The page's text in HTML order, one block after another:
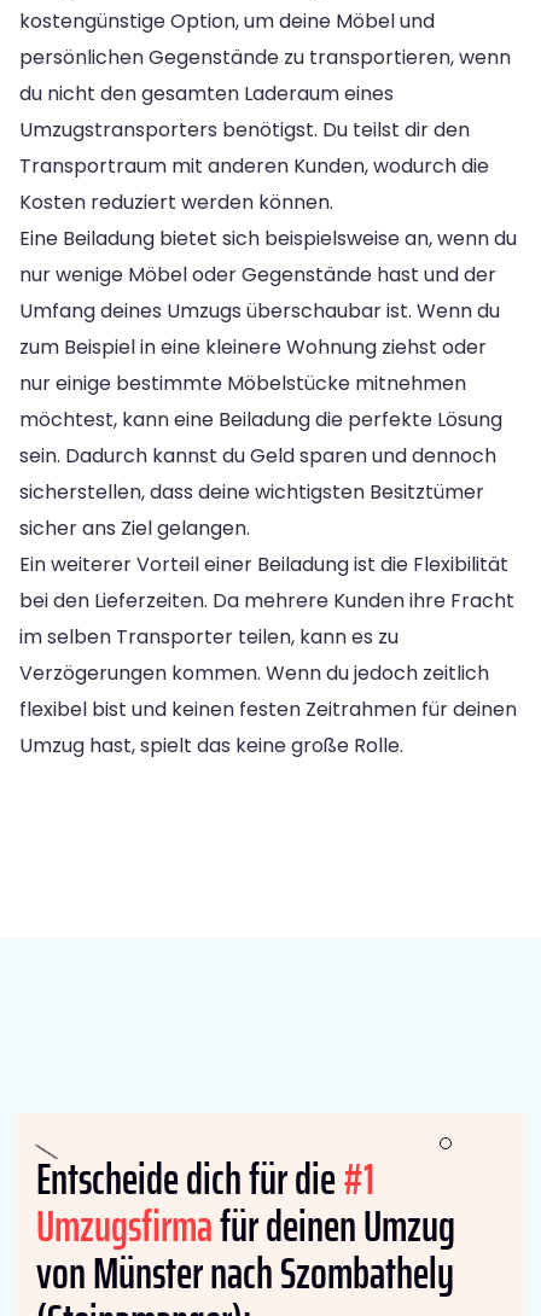
kostengünstige Option, um deine Möbel und
persönlichen Gegenstände zu transportieren, wenn
du nicht den gesamten Laderaum eines
Umzugstransporters benötigst. Du teilst dir den
Transportraum mit anderen Kunden, wodurch die
Kosten reduziert werden können.
Eine Beiladung bietet sich beispielsweise an, wenn du
nur wenige Möbel oder Gegenstände hast und der
Umfang deines Umzugs überschaubar ist. Wenn du
zum Beispiel in eine kleinere Wohnung ziehst oder
nur einige bestimmte Möbelstücke mitnehmen
möchtest, kann eine Beiladung die perfekte Lösung
sein. Dadurch kannst du Geld sparen und dennoch
sicherstellen, dass deine wichtigsten Besitztümer
sicher ans Ziel gelangen.
Ein weiterer Vorteil einer Beiladung ist die Flexibilität
bei den Lieferzeiten. Da mehrere Kunden ihre Fracht
im selben Transporter teilen, kann es zu
Verzögerungen kommen. Wenn du jedoch zeitlich
flexibel bist und keinen festen Zeitrahmen für deinen
Umzug hast, spielt das keine große Rolle.
Entscheide dich für die#1
Umzugsfirmafür deinen Umzug
von Münster nach Szombathely